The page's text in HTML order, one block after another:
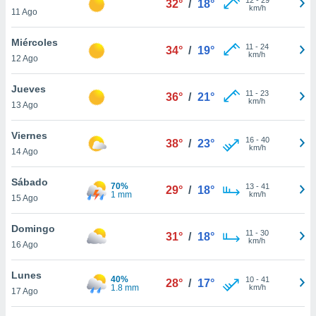
más
nuestra
y
de
disponible
cookies
aceptar
11 Ago
32° / 18°
km/h
Miércoles
12 Ago
34° / 19° 11 - 24
km/h
Jueves
13 Ago
36° / 21° 11 - 23
km/h
Viernes
14 Ago
38° / 23° 16- 40
km/h
Sábado
15 Ago
70%
1 mm
29° / 18° 13- 41
km/h
Domingo
16 Ago
31° / 18° 11 - 30
km/h
Lunes
17 Ago
40%
1.8 mm
28° / 17° 10- 41
km/h